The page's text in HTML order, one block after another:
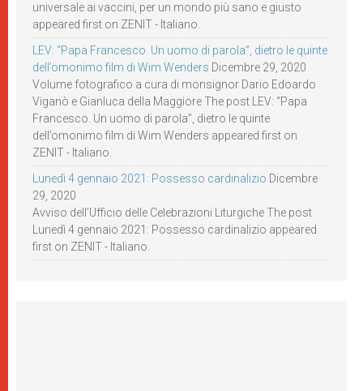
universale ai vaccini, per un mondo più sano e giusto
appeared first on ZENIT - Italiano.
LEV: “Papa Francesco. Un uomo di parola”, dietro le quinte
dell’omonimo film di Wim Wenders Dicembre 29, 2020
Volume fotografico a cura di monsignor Dario Edoardo
Viganò e Gianluca della Maggiore The post LEV: “Papa
Francesco. Un uomo di parola”, dietro le quinte
dell’omonimo film di Wim Wenders appeared first on
ZENIT - Italiano.
Lunedì 4 gennaio 2021: Possesso cardinalizio Dicembre
29, 2020
Avviso dell’Ufficio delle Celebrazioni Liturgiche The post
Lunedì 4 gennaio 2021: Possesso cardinalizio appeared
first on ZENIT - Italiano.